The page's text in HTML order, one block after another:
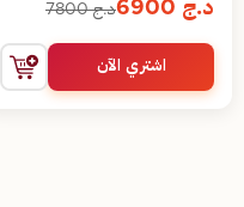
د.ج د.ج7800
اشتري الآن